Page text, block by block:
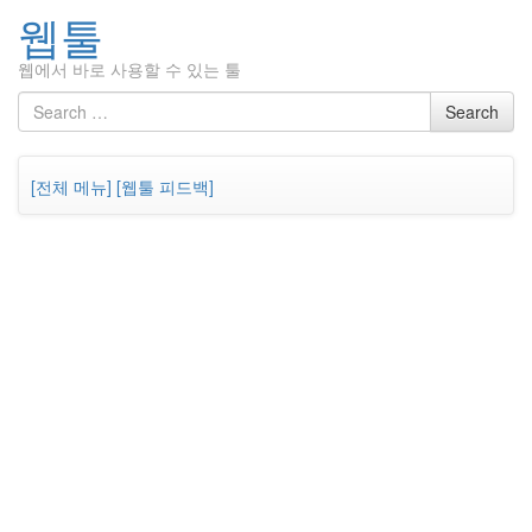
웹툴
웹에서 바로 사용할 수 있는 툴
Skip
to
content
Search
for
Search
[전체 메뉴] [웹툴 피드백]